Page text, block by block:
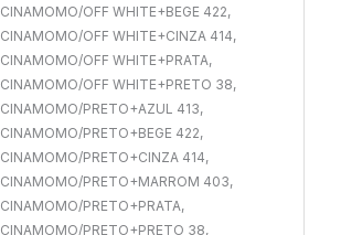
CINAMOMO/OFF WHITE+BEGE 422,
CINAMOMO/OFF WHITE+CINZA 414,
CINAMOMO/OFF WHITE+PRATA,
CINAMOMO/OFF WHITE+PRETO 38,
CINAMOMO/PRETO+AZUL 413,
CINAMOMO/PRETO+BEGE 422,
CINAMOMO/PRETO+CINZA 414,
CINAMOMO/PRETO+MARROM 403,
CINAMOMO/PRETO+PRATA,
CINAMOMO/PRETO+PRETO 38,